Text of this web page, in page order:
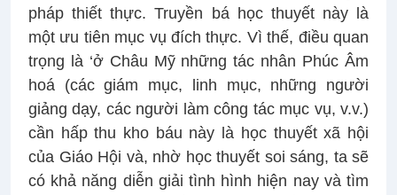
pháp thiết thực. Truyền bá học thuyết này là
một ưu tiên mục vụ đích thực. Vì thế, điều quan
trọng là ‘ở Châu Mỹ những tác nhân Phúc Âm
hoá (các giám mục, linh mục, những người
giảng dạy, các người làm công tác mục vụ, v.v.)
cần hấp thu kho báu này là học thuyết xã hội
của Giáo Hội và, nhờ học thuyết soi sáng, ta sẽ
có khả năng diễn giải tình hình hiện nay và tìm